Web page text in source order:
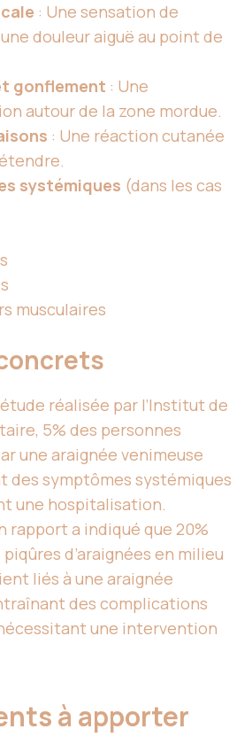
: Une sensation de
douleur aiguë au point de
gonflement : Une
autour de la zone mordue.
: Une réaction cutanée
systémiques (dans les cas
musculaires
réalisée par l’Institut de
5% des personnes
une araignée venimeuse
des symptômes systémiques
une hospitalisation.
rapport a indiqué que 20%
d’araignées en milieu
liés à une araignée
des complications
une intervention
à apporter